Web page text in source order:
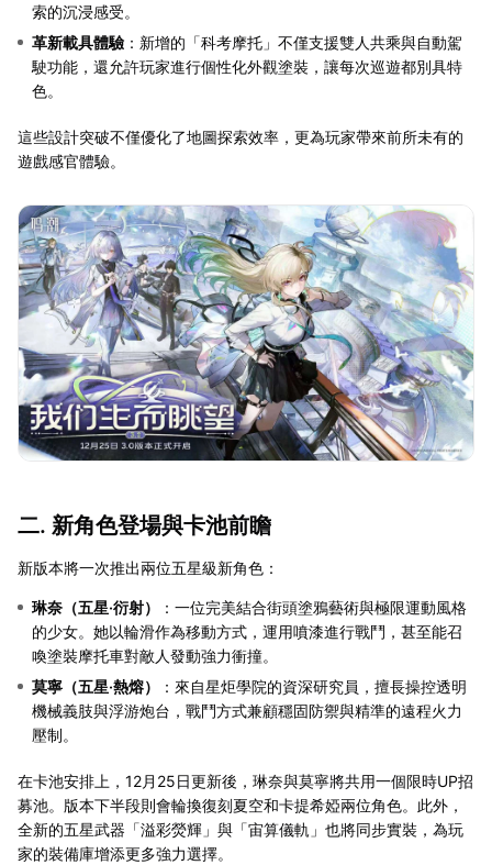
索的沉浸感受。
革新載具體驗 ：新增的「科考摩托」不僅支援雙人共乘與自動駕
駛功能，還允許玩家進行個性化外觀塗裝，讓每次巡遊都別具特
色。
這些設計突破不僅優化了地圖探索效率，更為玩家帶來前所未有的
遊戲感官體驗。
二. 新角色登場與卡池前瞻
新版本將一次推出兩位五星級新角色：
琳奈（五星·衍射）
：一位完美結合街頭塗鴉藝術與極限運動風格
的少女。她以輪滑作為移動方式，運用噴漆進行戰鬥，甚至能召
喚塗裝摩托車對敵人發動強力衝撞。
莫寧（五星·熱熔）
：來自星炬學院的資深研究員，擅長操控透明
機械義肢與浮游炮台，戰鬥方式兼顧穩固防禦與精準的遠程火力
壓制。
在卡池安排上，12月25日更新後，琳奈與莫寧將共用一個限時UP招
募池。版本下半段則會輪換復刻夏空和卡提希婭兩位角色。此外，
全新的五星武器「溢彩熒輝」與「宙算儀軌」也將同步實裝，為玩
家的裝備庫增添更多強力選擇。